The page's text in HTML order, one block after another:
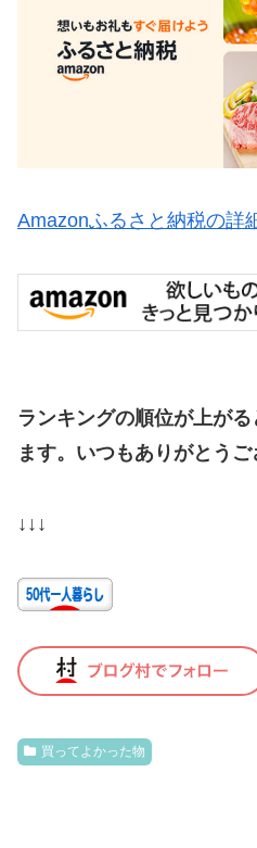
Amazonふるさと納税の詳
ランキングの順位が上が
ます。いつもありがとうご
↓↓↓
買ってよかった物